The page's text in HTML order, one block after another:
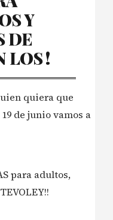
Y
DE
LOS !
quiera que
de junio vamos a
para adultos,